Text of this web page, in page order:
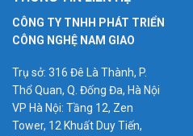
CÔNG TY TNHH PHÁT TRIỂN
CÔNG NGHỆ NAM GIAO
Trụ sở: 316 Đê Là Thành, P.
Thổ Quan, Q. Đống Đa, Hà Nội
VP Hà Nội: Tầng 12, Zen
Tower, 12 Khuất Duy Tiến,